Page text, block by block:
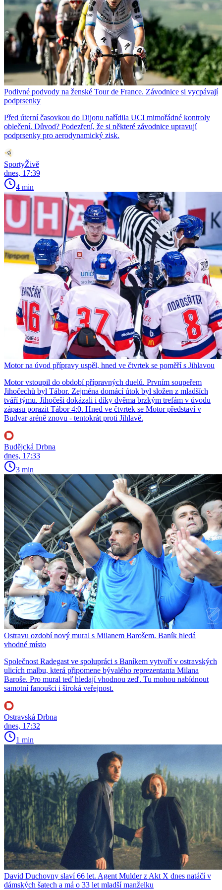
Podivné podvody na ženské Tour de France. Závodnice si vycpávají
podprsenky
Před úterní časovkou do Dijonu nařídila UCI mimořádné kontroly
oblečení. Důvod? Podezření, že si některé závodnice upravují
podprsenky pro aerodynamický zisk.
SportyŽivě
dnes, 17:39
4 min
Motor na úvod přípravy uspěl, hned ve čtvrtek se poměří s Jihlavou
Motor vstoupil do období přípravných duelů. Prvním soupeřem
Jihočechů byl Tábor. Zejména domácí útok byl složen z mladších
tváří týmu. Jihočeši dokázali i díky dvěma brzkým trefám v úvodu
zápasu porazit Tábor 4:0. Hned ve čtvrtek se Motor představí v
Budvar aréně znovu - tentokrát proti Jihlavě.
Budějcká Drbna
dnes, 17:33
3 min
Ostravu ozdobí nový mural s Milanem Barošem. Baník hledá
vhodné místo
Společnost Radegast ve spolupráci s Baníkem vytvoří v ostravských
ulicích malbu, která připomene bývalého reprezentanta Milana
Baroše. Pro mural teď hledají vhodnou zeď. Tu mohou nabídnout
samotní fanoušci i široká veřejnost.
Ostravská Drbna
dnes, 17:32
1 min
David Duchovny slaví 66 let. Agent Mulder z Akt X dnes natáčí v
dámských šatech a má o 33 let mladší manželku